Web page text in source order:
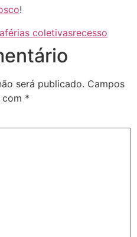
!
férias coletivasrecesso
será publicado. Campos
*